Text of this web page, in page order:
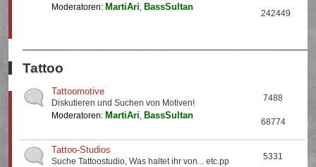
Moderatoren: MartiAri, BassSultan
242449
Tattoo
Tattoomotive
Diskutieren und Suchen von Motiven!
Moderatoren: MartiAri, BassSultan
7488
68774
Tattoo-Studios
Suche Tattoostudio, Was haltet ihr von... etc.pp
5331